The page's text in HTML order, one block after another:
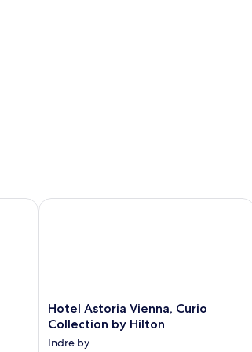
Hotel
Astoria
Curio
Hotel Astoria Vienna, Curio
Collection by Hilton
Indre by
Hotel Astoria Vienna, Curio